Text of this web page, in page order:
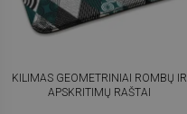
KILIMAS GEOMETRINIAI ROMBŲ IR
APSKRITIMŲ RAŠTAI